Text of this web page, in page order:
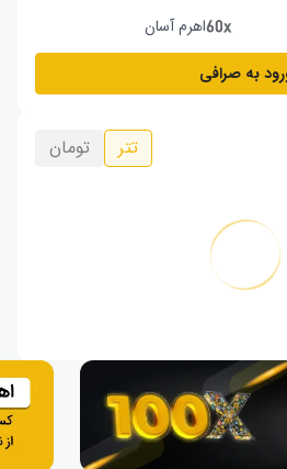
اهرم آسان
به صرافی
تتر تومان